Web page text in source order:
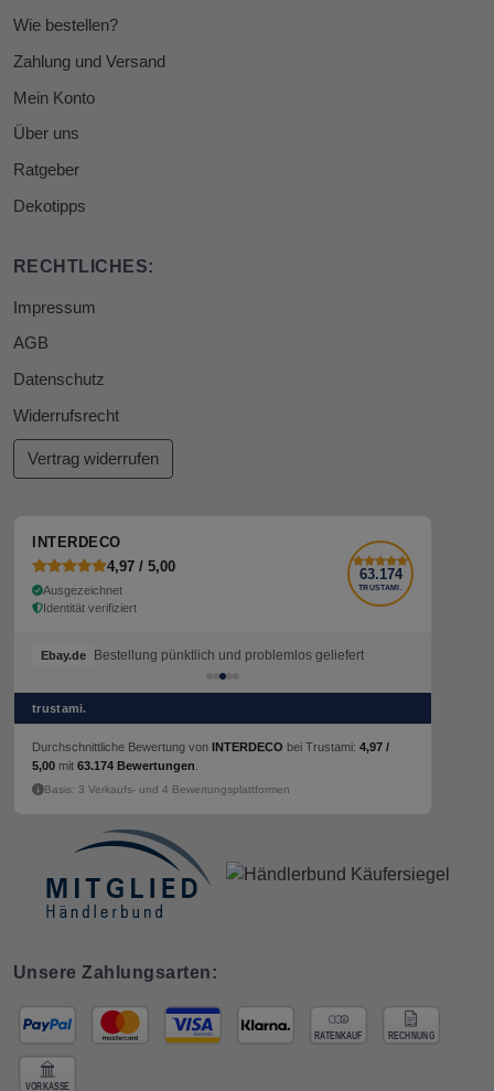
Wie bestellen?
Zahlung und Versand
Mein Konto
Über uns
Ratgeber
Dekotipps
RECHTLICHES:
Impressum
AGB
Datenschutz
Widerrufsrecht
Vertrag widerrufen
INTERDECO
4,97 / 5,00
Ausgezeichnet
Identität verifiziert
63.174
TRUSTAMI.
Ebay.de Bestellung pünktlich und problemlos geliefert
trustami.
Durchschnittliche Bewertung von INTERDECO bei Trustami: 4,97 /
5,00 mit 63.174 Bewertungen
Basis: 3 Verkaufs- und 4 Bewertungsplattformen
Unsere Zahlungsarten: